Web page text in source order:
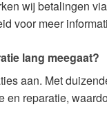
wij betalingen
voor meer
lang meegaat?
aan. Met
reparatie,